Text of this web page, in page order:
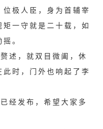
极人臣，身为首辅宰
一守就是二十载，如
。
述，就双目微阖，休
时，门外也响起了李
经发布，希望大家多